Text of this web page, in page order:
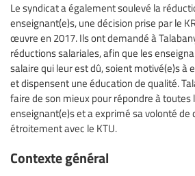
Le syndicat a également soulevé la
enseignant(e)s, une décision prise par le
œuvre en 2017. Ils ont demandé à
réductions salariales, afin que les
salaire qui leur est dû, soient motivé(e)s à
et dispensent une éducation de qualité.
faire de son mieux pour répondre à toutes
enseignant(e)s et a exprimé sa volonté de
étroitement avec le KTU.
Contexte général